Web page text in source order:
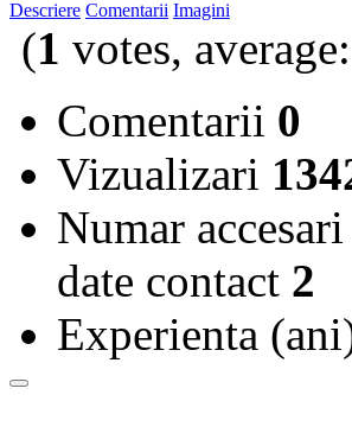
Descriere Comentarii Imagini
(1 votes, average:
Comentarii 0
Vizualizari
Numar accesari
date contact 2
Experienta